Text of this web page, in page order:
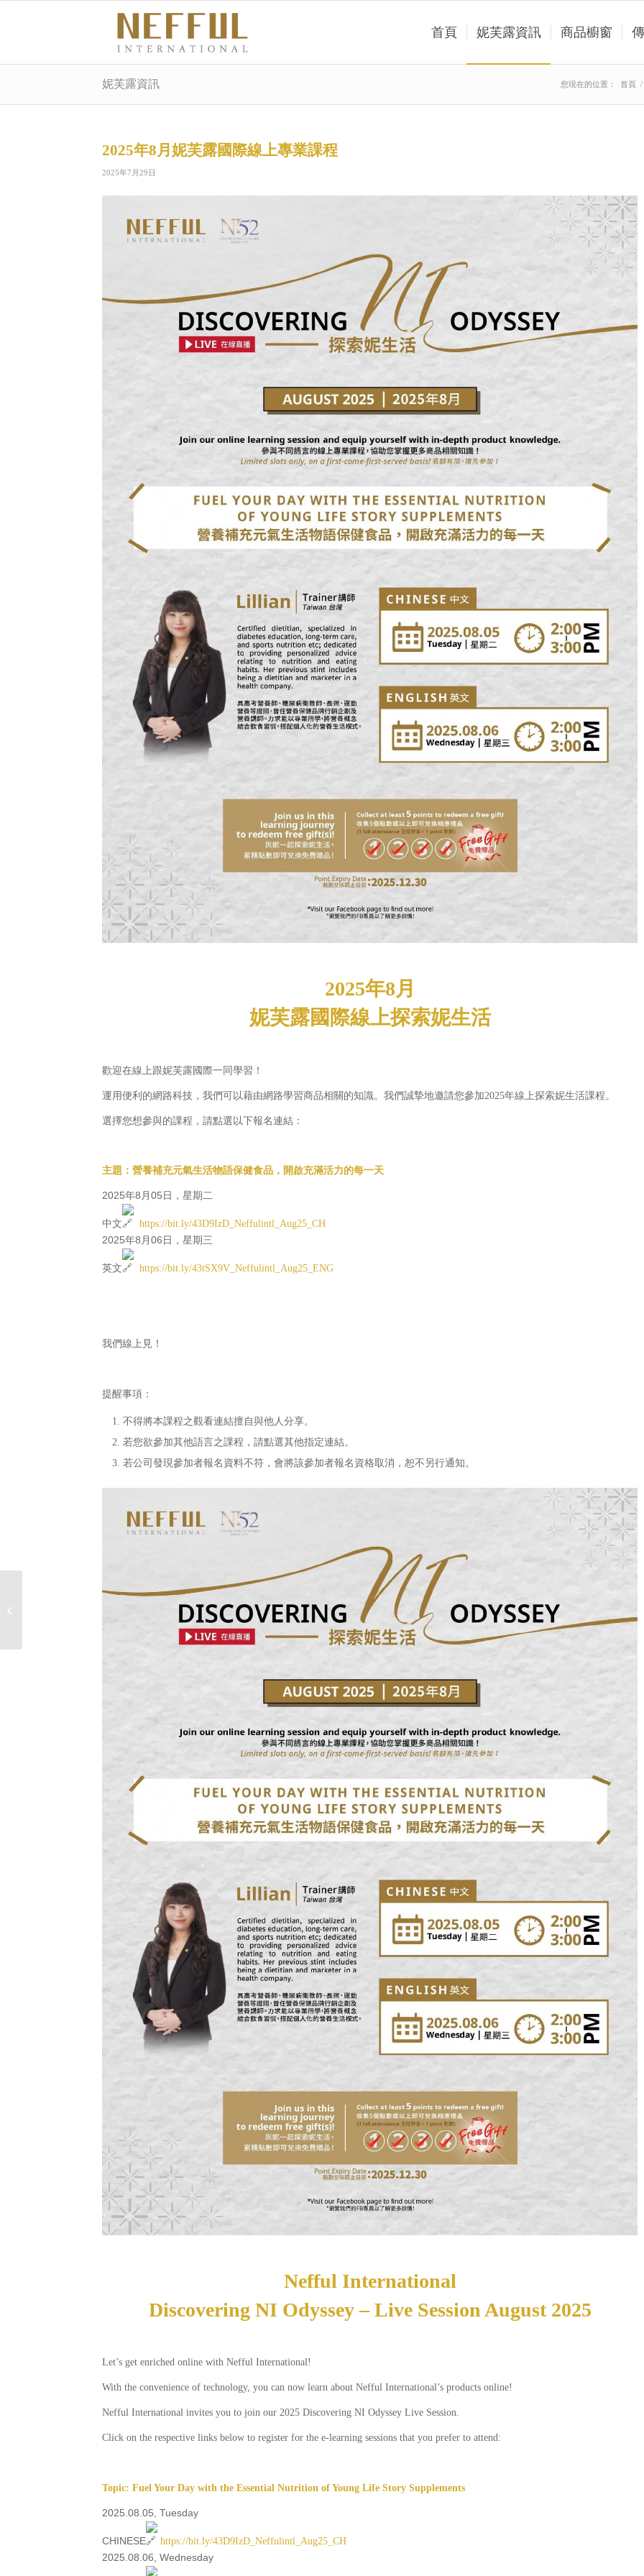
首頁 妮芙露資訊 商品櫥窗
妮芙露資訊 您現在的位置： 首頁 /
2025年8月妮芙露國際線上專業課程
2025年7月29日
2025年8月
妮芙露國際線上探索妮生活
歡迎在線上跟妮芙露國際一同學習！
運用便利的網路科技，我們可以藉由網路學習商品相關的知識。我們誠摯地邀請您參加2025年線上探索妮生活課程。
選擇您想參與的課程，請點選以下報名連結：
主題：營養補充元氣生活物語保健食品，開啟充滿活力的每一天
2025年8月05日，星期二
中文 https://bit.ly/43D9IzD_Neffulintl_Aug25_CH
2025年8月06日，星期三
英文 https://bit.ly/43tSX9V_Neffulintl_Aug25_ENG
我們線上見！
提醒事項：
不得將本課程之觀看連結擅自與他人分享。
若您欲參加其他語言之課程，請點選其他指定連結。
若公司發現參加者報名資料不符，會將該參加者報名資格取消，恕不另行通知。
Nefful International
Discovering NI Odyssey – Live Session August 2025
Let’s get enriched online with Nefful International!
With the convenience of technology, you can now learn about Nefful International’s products online!
Nefful International invites you to join our 2025 Discovering NI Odyssey Live Session.
Click on the respective links below to register for the e-learning sessions that you prefer to attend:
Topic: Fuel Your Day with the Essential Nutrition of Young Life Story Supplements
2025.08.05, Tuesday
CHINESE https://bit.ly/43D9IzD_Neffulintl_Aug25_CH
2025.08.06, Wednesday